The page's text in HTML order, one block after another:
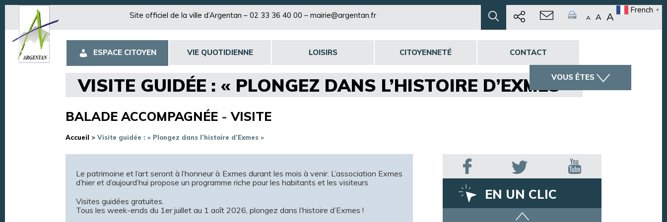
Site officiel de la ville d’Argentan – 02 33 36 40 00 – mairie@argentan.fr A A A
French ▼
ESPACE CITOYEN VIE QUOTIDIENNE LOISIRS CITOYENNETÉ CONTACT
VOUS ÊTES
VISITE GUIDÉE : « PLONGEZ DANS L’HISTOIRE D’EXMES »
BALADE ACCOMPAGNÉE -VISITE
Accueil > Visite guidée : « Plongez dans l’histoire d’Exmes »
Le patrimoine et l’art seront à l’honneur à Exmes durant les mois à venir. L’association Exmes
d’hier et d’aujourd’hui propose un programme riche pour les habitants et les visiteurs
Visites guidées gratuites.
Tous les week-ends du 1er juillet au 1 aoît 2026, plongez dans l’histoire d’Exmes !
EN UN CLIC